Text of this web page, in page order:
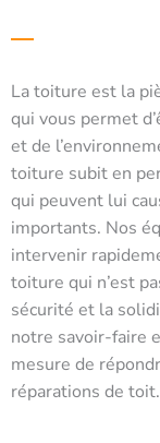
La toiture est la
qui vous permet
et de
toiture subit en
qui peuvent lui
importants. Nos
intervenir
toiture qui n’est
sécurité et la
notre savoir-faire
mesure de
réparations de toit.